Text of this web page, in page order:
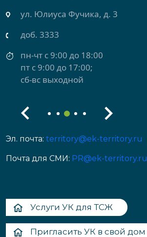
ул. Юлиуса Фучика, д. 3
доб. 3333
пн-чт с 9:00 до 18:00
пт с 9:00 до 17:00;
сб-вс выходной
Эл. почта: territory@ek-territory.ru
Почта для СМИ: PR@ek-territory.ru
Услуги УК для ТСЖ
Пригласить УК в свой дом